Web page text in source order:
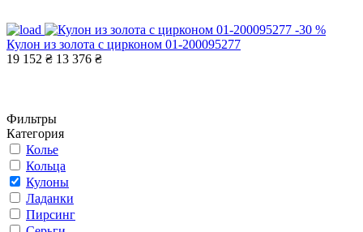
-30 %
Кулон из золота с цирконом 01-200095277
19 152 ₴ 13 376 ₴
Фильтры
Категория
Колье
Кольца
Кулоны
Ладанки
Пирсинг